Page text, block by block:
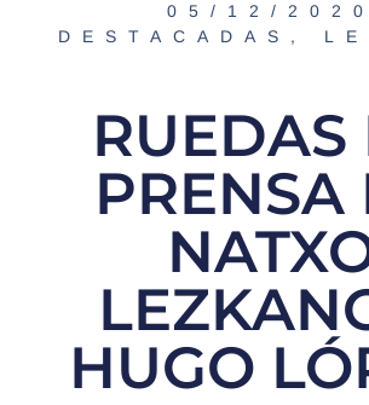
05/12/2020
DESTACADAS ,
RUEDAS
PRENSA
HUGO